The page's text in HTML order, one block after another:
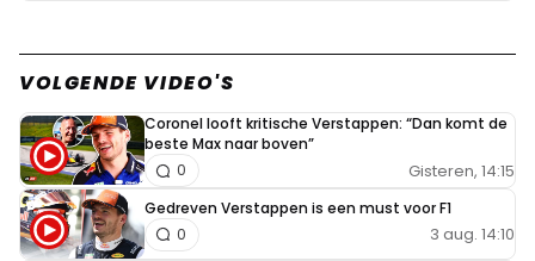
VOLGENDE VIDEO'S
Coronel looft kritische Verstappen: “Dan komt de
beste Max naar boven”
Gisteren, 14:15
0
Gedreven Verstappen is een must voor F1
3 aug. 14:10
0